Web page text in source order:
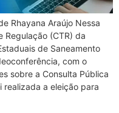
Rhayana Araújo Nessa
Regulação (CTR) da
de Saneamento
com o
sobre a Consulta Pública
realizada a eleição para